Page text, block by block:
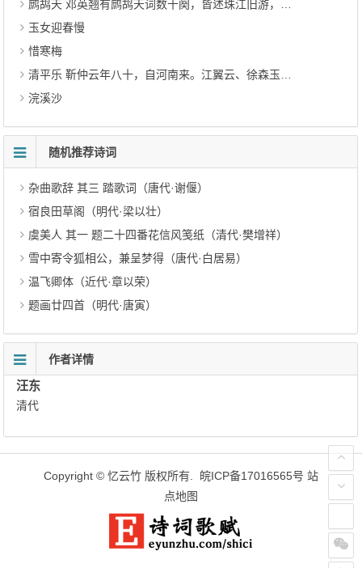
鹧鸪天 邓英翘有鹧鸪天词数十阕，皆述珠江旧游，名之为樱桥绮语。乞题
玉女迎春慢
惜寒梅
清平乐 靳仲云年八十，自河南来。江翼云、徐森玉觞之于锦江楼上，仲云即席索词，为赠
浣溪沙
随机推荐诗词
杂曲歌辞 其三 踏歌词（唐代·谢偃）
宿良田草阁（明代·梁以壮）
虞美人 其一 题二十四番花信风笺纸（清代·樊增祥）
雪中寄令狐相公，兼呈梦得（唐代·白居易）
温飞卿体（近代·章以荣）
题画廿四首（明代·唐寅）
作者详情
汪东
清代
Copyright © 忆云竹 版权所有. 皖ICP备17016565号 站
点地图